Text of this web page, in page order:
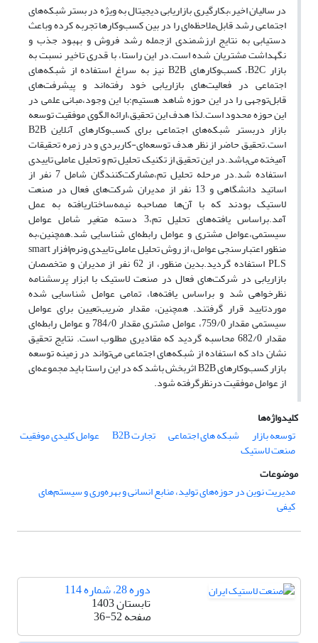
در سالیان اخیر،بکارگیری بازاریابی دیجیتال به ویژه در بستر شبکه‌های
اجتماعی رشد قابل‌ملاحظه‌ای را در بین کسب‌وکارها تجربه کرده وباعث
دستیابی به نتایج ارزشمندی ازجمله رشد فروش و بهبود جذب و
نگهداشت مشتریان شده است.در این راستا، با قدری تاخیر نسبت به
بازار B2C، کسب‌وکارهای B2B نیز به سراغ استفاده از شبکه‌های
اجتماعی در فعالیت‌های بازاریابی خود رفته‌اند و پیشرفت‌های
قابل‌توجهی را در این حوزه شاهد هستیم؛با این وجود،مبانی علمی در
این حوزه محدود است.لذا هدف این تحقیق،ارائه الگوی موفقیت توسعه
بازار دربستر شبکه‌های اجتماعی برای کسب‌وکارهای آنلاین B2B
است.تحقیق حاضر از نظر هدف توسعه‌ای-کاربردی و در زمره تحقیقات
آمیخته می‌باشد.در این تحقیق از تکنیک تحلیل تم و تحلیل عاملی تاییدی
استفاده شد.در مرحله تحلیل تم،مشارکت‌کنندگان شامل 7 نفر از
اساتید دانشگاهی و 13 نفر از مدیران شرکت‌های فعال در صنعت
لاستیک بودند که با آن‌ها مصاحبه نیمه‌ساختاریافته به عمل
آمد.براساس یافته‌های تحلیل تم،3 دسته متغیر شامل عوامل
سیستمی،عوامل مشتری و عوامل رابطه‌ای شناسایی شد.همچنین،به
منظور اعتبارسنجی عوامل، از روش تحلیل عاملی تاییدی ونرم‌افزار smart
PLS استفاده گردید.بدین منظور، از 62 نفر از مدیران و متخصصان
بازاریابی در شرکت‌های فعال در صنعت لاستیک با ابزار پرسشنامه
نظرخواهی شد و براساس یافته‌ها، تمامی عوامل شناسایی شده
موردتایید قرار گرفتند. همچنین، مقدار ضریب‌تعیین برای عوامل
سیستمی مقدار 759/0، عوامل مشتری مقدار 784/0 و عوامل رابطه‌ای
مقدار 682/0 محاسبه گردید که مقادیری مطلوب است. نتایج تحقیق
نشان داد که استفاده از شبکه‌های اجتماعی می‌تواند در زمینه توسعه
بازار کسب‌وکارهای B2B اثربخش باشد که در این راستا باید مجموعه‌ای
از عوامل موفقیت درنظرگرفته شود.
کلیدواژه‌ها
توسعه بازار
شبکه های اجتماعی تجارت B2B عوامل کلیدی موفقیت
صنعت لاستیک
موضوعات
مدیریت نوین در حوزه‌های تولید، منابع انسانی و بهره‌وری و سیستم‌های
کیفی
دوره 28، شماره 114
تابستان 1403
صفحه36-52